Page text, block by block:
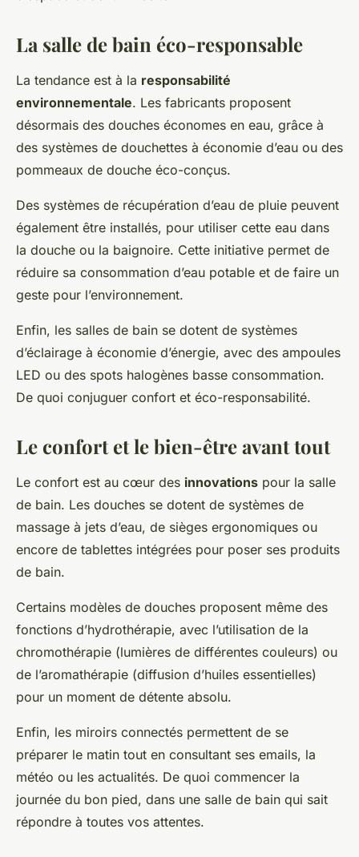
La salle de bain éco-responsable
La tendance est à la responsabilité
environnementale. Les fabricants proposent
désormais des douches économes en eau, grâce à
des systèmes de douchettes à économie d’eau ou des
pommeaux de douche éco-conçus.
Des systèmes de récupération d’eau de pluie peuvent
également être installés, pour utiliser cette eau dans
la douche ou la baignoire. Cette initiative permet de
réduire sa consommation d’eau potable et de faire un
geste pour l’environnement.
Enfin, les salles de bain se dotent de systèmes
d’éclairage à économie d’énergie, avec des ampoules
LED ou des spots halogènes basse consommation.
De quoi conjuguer confort et éco-responsabilité.
Le confort et le bien-être avant tout
Le confort est au cœur des innovations pour la salle
de bain. Les douches se dotent de systèmes de
massage à jets d’eau, de sièges ergonomiques ou
encore de tablettes intégrées pour poser ses produits
de bain.
Certains modèles de douches proposent même des
fonctions d’hydrothérapie, avec l’utilisation de la
chromothérapie (lumières de différentes couleurs) ou
de l’aromathérapie (diffusion d’huiles essentielles)
pour un moment de détente absolu.
Enfin, les miroirs connectés permettent de se
préparer le matin tout en consultant ses emails, la
météo ou les actualités. De quoi commencer la
journée du bon pied, dans une salle de bain qui sait
répondre à toutes vos attentes.